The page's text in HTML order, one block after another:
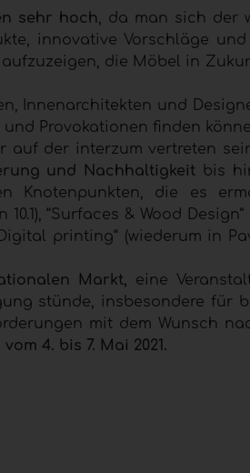
sehr hoch , da man sich der
innovative Vorschläge und
aufzuzeigen, die Möbel in
Innenarchitekten und
Provokationen finden
auf der interzum vertreten
und Nachhaltigkeit bis
Knotenpunkten, die es
“Surfaces & Wood
printing“ (wiederum in
Markt,
eine
stünde, insbesondere für
mit dem Wunsch
4. bis 7. Mai 2021.